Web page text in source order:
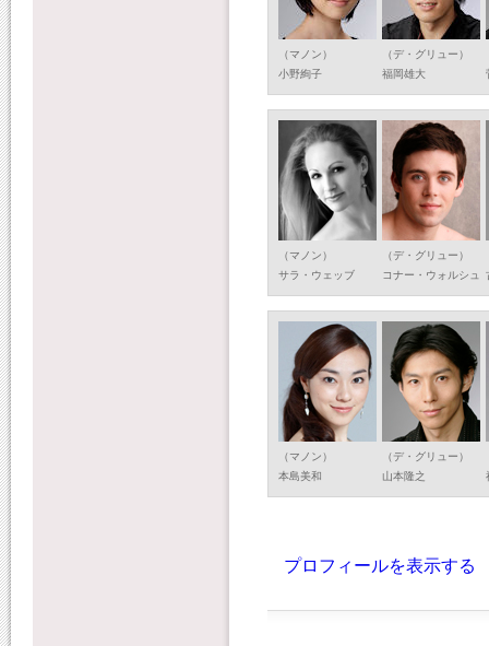
（マノン）
小野絢子
（デ・グリュー）
福岡雄大
（マノン）
サラ・ウェッブ
（デ・グリュー）
コナー・ウォルシュ
（マノン）
本島美和
（デ・グリュー）
山本隆之
プロフィールを表示する